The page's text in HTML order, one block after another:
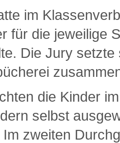
im
für die jeweilige
Die Jury
die Kinder
selbst
zweiten